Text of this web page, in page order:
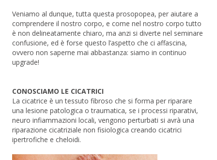
Veniamo al dunque, tutta questa prosopopea, per aiutare a
comprendere il nostro corpo, e come nel nostro corpo tutto
è non delineatamente chiaro, ma anzi si diverte nel seminare
confusione, ed è forse questo l’aspetto che ci affascina,
ovvero non saperne mai abbastanza: siamo in continuo
upgrade!
CONOSCIAMO LE CICATRICI
La cicatrice è un tessuto fibroso che si forma per riparare
una lesione patologica o traumatica, se i processi riparativi,
neuro infiammazioni locali, vengono perturbati si avrà una
riparazione cicatriziale non fisiologica creando cicatrici
ipertrofiche e cheloidi.